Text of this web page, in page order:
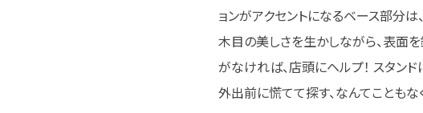
ョンがアクセントになるベース部分
木目の美しさを生かしながら、表面
がなければ、店頭にヘルプ！ スタン
外出前に慌てて探す、なんてこともな